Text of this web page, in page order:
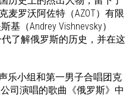
麦罗沃阿佐特（AZOT）有限
（Andrey Vishnevsky）
了解俄罗斯的历史，并在这
乐小组和第一男子合唱团克
司演唱的歌曲《俄罗斯》中